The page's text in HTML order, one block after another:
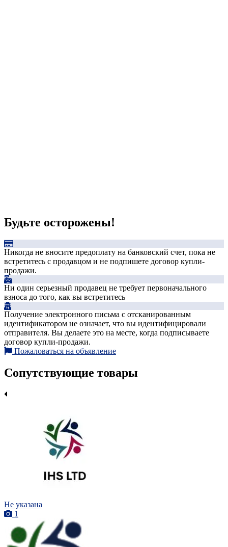
Будьте осторожены!
Никогда не вносите предоплату на банковский счет, пока не
встретитесь с продавцом и не подпишете договор купли-
продажи.
Ни один серьезный продавец не требует первоначального
взноса до того, как вы встретитесь
Получение электронного письма с отсканированным
идентификатором не означает, что вы идентифицировали
отправителя. Вы делаете это на месте, когда подписываете
договор купли-продажи.
Пожаловаться на объявление
Сопутствующие товары
Не указана
1